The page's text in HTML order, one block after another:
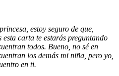
estoy seguro de que,
esta carta te estarás preguntando
todos. Bueno, no sé en
los demás mi niña, pero yo,
en ti.